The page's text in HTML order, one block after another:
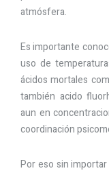
atmósfera.
Es importante
uso de
ácidos mortales
también acido
aun en
coordinación
Por eso sin